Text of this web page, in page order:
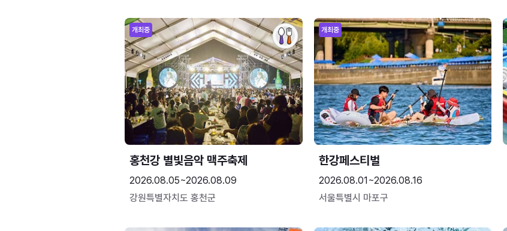
개최중
홍천강 별빛음악 맥주축제
2026.08.05~2026.08.09
강원특별자치도 홍천군
개최중
한강페스티벌
2026.08.01~2026.08.16
서울특별시 마포구